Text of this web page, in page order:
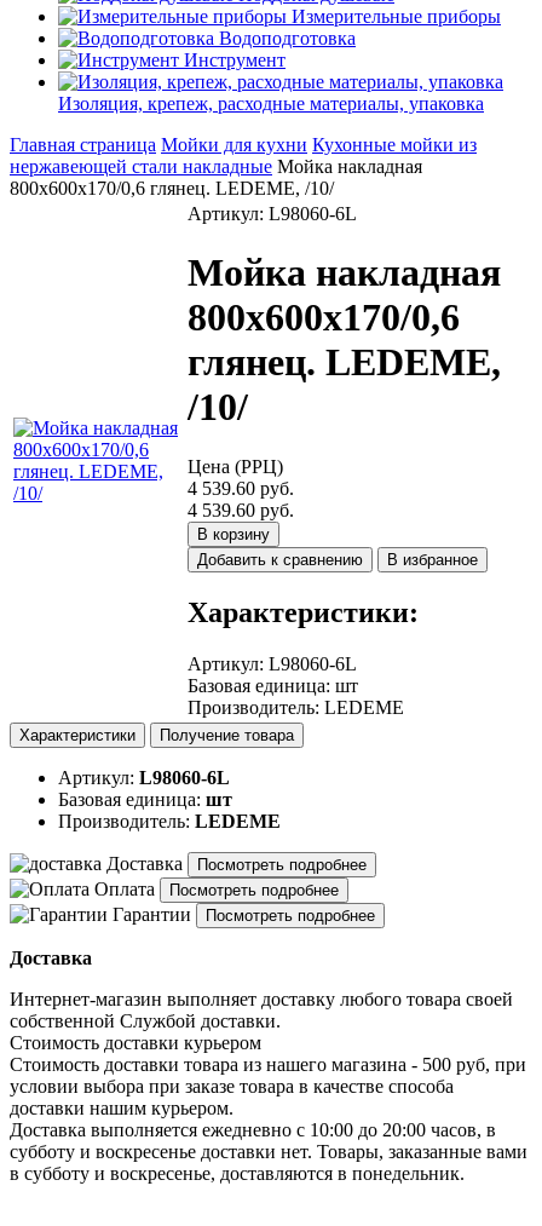
Измерительные приборы
Водоподготовка
Инструмент
Изоляция, крепеж, расходные материалы, упаковка
Главная страница Мойки для кухни Кухонные мойки из
нержавеющей стали накладные Мойка накладная
800х600х170/0,6 глянец. LEDEME, /10/
Артикул: L98060-6L
Мойка накладная
800х600х170/0,6
глянец. LEDEME,
/10/
Цена (РРЦ)
4 539.60 руб.
4 539.60 руб.
В корзину
Добавить к сравнению
В избранное
Характеристики:
Артикул: L98060-6L
Базовая единица: шт
Производитель: LEDEME
Характеристики Получение товара
Артикул: L98060-6L
Базовая единица: шт
Производитель: LEDEME
Доставка Посмотреть подробнее
Оплата Посмотреть подробнее
Гарантии Посмотреть подробнее
Доставка
Интернет-магазин выполняет доставку любого товара своей
собственной Службой доставки.
Стоимость доставки курьером
Стоимость доставки товара из нашего магазина - 500 руб, при
условии выбора при заказе товара в качестве способа
доставки нашим курьером.
Доставка выполняется ежедневно с 10:00 до 20:00 часов, в
субботу и воскресенье доставки нет. Товары, заказанные вами
в субботу и воскресенье, доставляются в понедельник.